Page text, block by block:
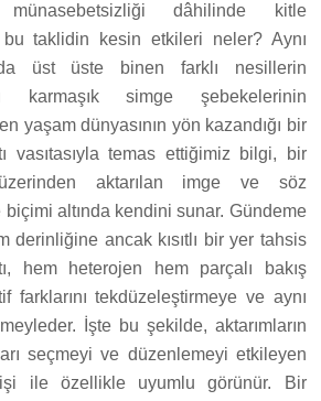
münasebetsizliği dâhilinde kitle
bu taklidin kesin etkileri neler? Aynı
üst üste binen farklı nesillerin
karmaşık simge şebekelerinin
yaşam dünyasının yön kazandığı bir
vasıtasıyla temas ettiğimiz bilgi, bir
aktarılan imge ve söz
altında kendini sunar. Gündeme
derinliğine ancak kısıtlı bir yer tahsis
hem heterojen hem parçalı bakış
farklarını tekdüzeleştirmeye ve aynı
İşte bu şekilde, aktarımların
seçmeyi ve düzenlemeyi etkileyen
ile özellikle uyumlu görünür. Bir